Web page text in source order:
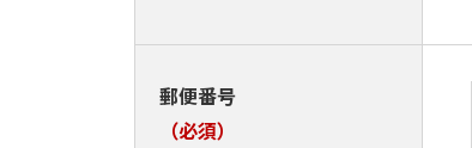
郵便番号
（必須）